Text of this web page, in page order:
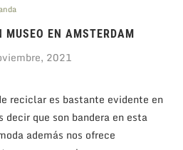
MUSEO EN AMSTERDAM
2021
reciclar es bastante evidente en
decir que son bandera en esta
además nos ofrece